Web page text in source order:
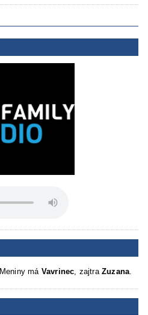
Meniny má Vavrinec , zajtraZuzana